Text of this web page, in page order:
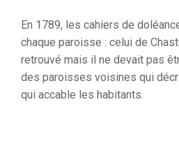
En 1789, les cahiers de
chaque paroisse : celui de
retrouvé mais il ne devait pas
des paroisses voisines qui
qui accable les habitants.